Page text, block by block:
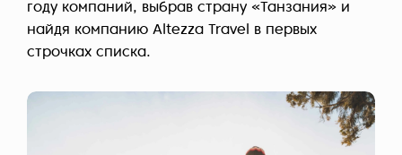
году компаний, выбрав страну «Танзания» и
найдя компанию Altezza Travel в первых
строчках списка.